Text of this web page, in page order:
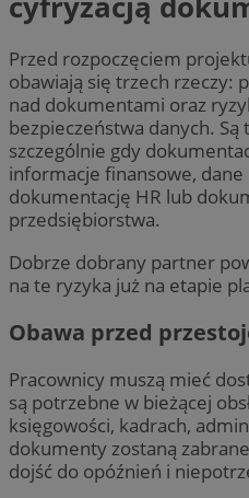
Przed rozpoczęciem
obawiają się trzech rzeczy:
nad dokumentami oraz
bezpieczeństwa danych.
szczególnie gdy
informacje finansowe,
dokumentację HR lub
przedsiębiorstwa.
Dobrze dobrany partner
na te ryzyka już na etapie
Obawa przed
Pracownicy muszą mieć
są potrzebne w bieżącej
księgowości, kadrach,
dokumenty zostaną
dojść do opóźnień i